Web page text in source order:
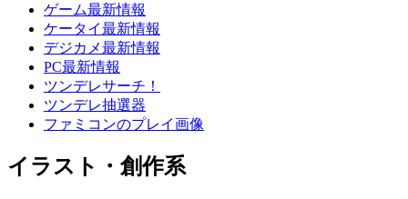
ゲーム最新情報
ケータイ最新情報
デジカメ最新情報
PC最新情報
ツンデレサーチ！
ツンデレ抽選器
ファミコンのプレイ画像
イラスト・創作系